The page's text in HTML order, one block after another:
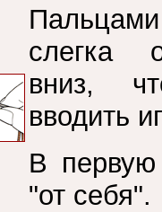
слегка
вниз,
вводить
В
"от себя".